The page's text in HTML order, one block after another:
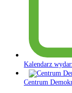
Kalendarz
Centrum